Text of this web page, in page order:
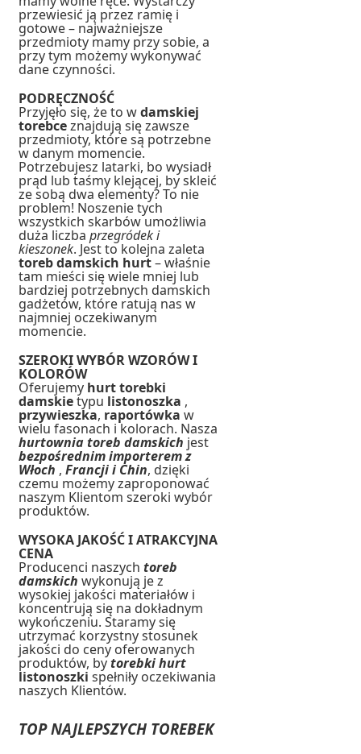
przewiesić ją przez ramię i
gotowe – najważniejsze
przedmioty mamy przy sobie, a
przy tym możemy wykonywać
dane czynności.
PODRĘCZNOŚĆ
Przyjęło się, że to wdamskiej
torebceznajdują się zawsze
przedmioty, które są potrzebne
w danym momencie.
Potrzebujesz latarki, bo wysiadł
prąd lub taśmy klejącej, by skleić
ze sobą dwa elementy? To nie
problem! Noszenie tych
wszystkich skarbów umożliwia
duża liczbaprzegródek i
kieszonek. Jest to kolejna zaleta
toreb damskich hurt– właśnie
tam mieści się wiele mniej lub
bardziej potrzebnych damskich
gadżetów, które ratują nas w
najmniej oczekiwanym
momencie.
SZEROKI WYBÓR WZORÓW I
KOLORÓW
Oferujemy hurt torebki
damskietypu listonoszka ,
przywieszka, raportówkaw
wielu fasonach i kolorach. Nasza
hurtownia toreb damskich jest
bezpośrednim importerem z
Włoch ,Francji i Chin, dzięki
czemu możemy zaproponować
naszym Klientom szeroki wybór
produktów.
WYSOKA JAKOŚĆ I ATRAKCYJNA
CENA
Producenci naszychtoreb
damskich wykonują je z
wysokiej jakości materiałów i
koncentrują się na dokładnym
wykończeniu. Staramy się
utrzymać korzystny stosunek
jakości do ceny oferowanych
produktów, bytorebki hurt
listonoszkispełniły oczekiwania
naszych Klientów.
TOP NAJLEPSZYCH TOREBEK